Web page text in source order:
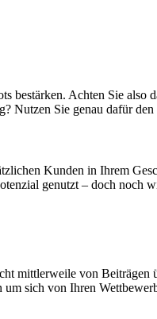
Achten Sie also
Nutzen Sie genau dafür
Kunden in Ihrem
genutzt – doch noch
mittlerweile von Beiträgen
sich von Ihren